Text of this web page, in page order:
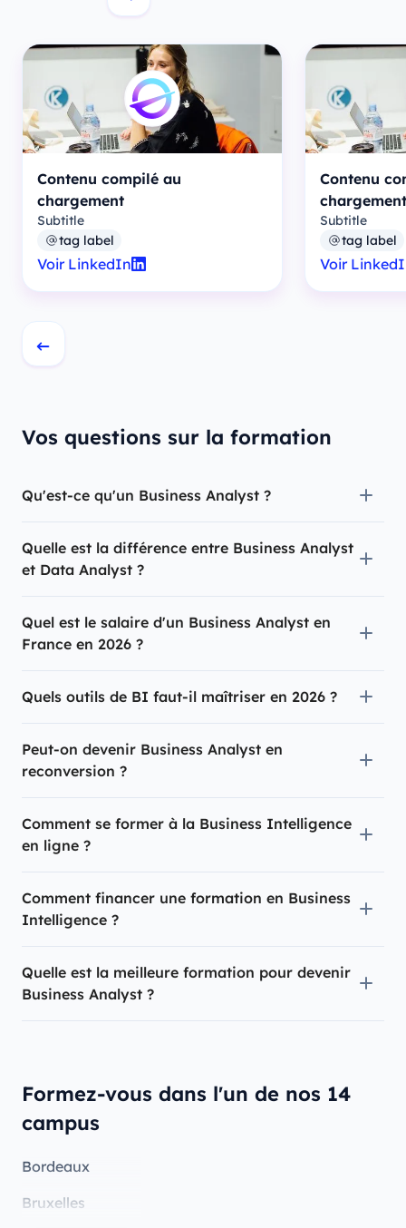
Contenu compilé au
chargement
Subtitle
tag label
Voir LinkedIn
Contenu
chargement
Subtitle
tag label
Voir
Vos questions sur la formation
Qu'est-ce qu'un Business Analyst ?
Quelle est la différence entre Business Analyst
et Data Analyst ?
Quel est le salaire d'un Business Analyst en
France en 2026 ?
Quels outils de BI faut-il maîtriser en 2026 ?
Peut-on devenir Business Analyst en
reconversion ?
Comment se former à la Business Intelligence
en ligne ?
Comment financer une formation en Business
Intelligence ?
Quelle est la meilleure formation pour devenir
Business Analyst ?
Formez-vous dans l'un de nos 14
campus
Bordeaux
Bruxelles